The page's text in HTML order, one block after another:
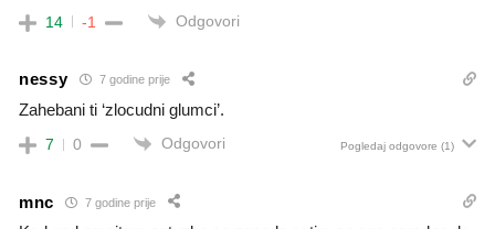
14 -1 Odgovori
nessy 7 godine prije
Zahebani ti ‘zlocudni glumci’.
7 0 Odgovori Pogledaj odgovore (1)
mnc 7 godine prije